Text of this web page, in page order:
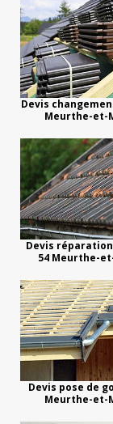
Devis
Meurthe-et-
Devis
54 Meurthe-
Devis pose de
Meurthe-et-